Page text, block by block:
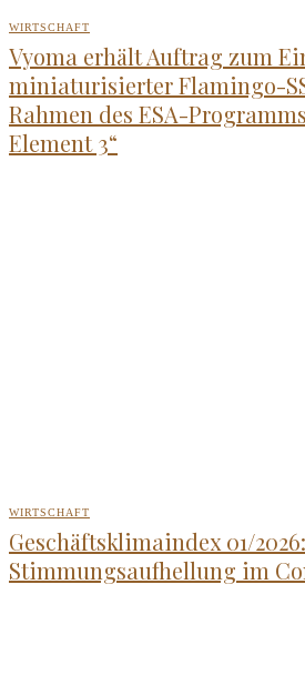
WIRTSCHAFT
Vyoma erhält Auftrag zum
miniaturisierter Flamingo-
Rahmen des ESA-
Element 3“
WIRTSCHAFT
Geschäftsklimaindex 01/2026:
Stimmungsaufhellung im